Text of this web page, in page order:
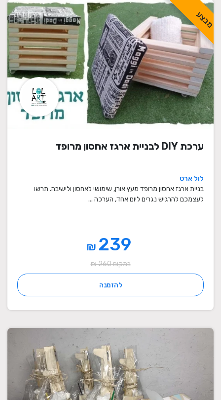
מבצע
ערכת DIY לבניית ארגז אחסון מרופד
לול ארט
בניית ארגז אחסון מרופד מעץ אורן, שימושי לאחסון ולישיבה. תרשו
לעצמכם להרגיש נגרים ליום אחד, הערכה ...
₪
במקום 260 ₪
להזמנה